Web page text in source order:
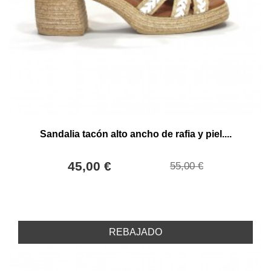
Sandalia tacón alto ancho de rafia y piel....
45,00 € 55,00 €
REBAJADO